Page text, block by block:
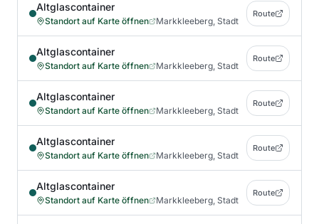
Altglascontainer
Standort auf Karte öffnen Markkleeberg, Stadt
Route
Altglascontainer
Standort auf Karte öffnen Markkleeberg, Stadt
Route
Altglascontainer
Standort auf Karte öffnen Markkleeberg, Stadt
Route
Altglascontainer
Standort auf Karte öffnen Markkleeberg, Stadt
Route
Altglascontainer
Standort auf Karte öffnen Markkleeberg, Stadt
Route